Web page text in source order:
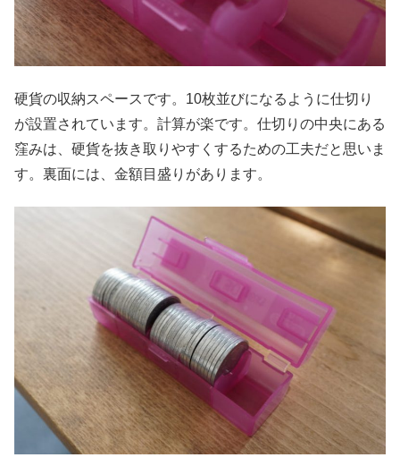
硬貨の収納スペースです。10枚並びになるように仕切り
が設置されています。計算が楽です。仕切りの中央にある
窪みは、硬貨を抜き取りやすくするための工夫だと思いま
す。裏面には、金額目盛りがあります。